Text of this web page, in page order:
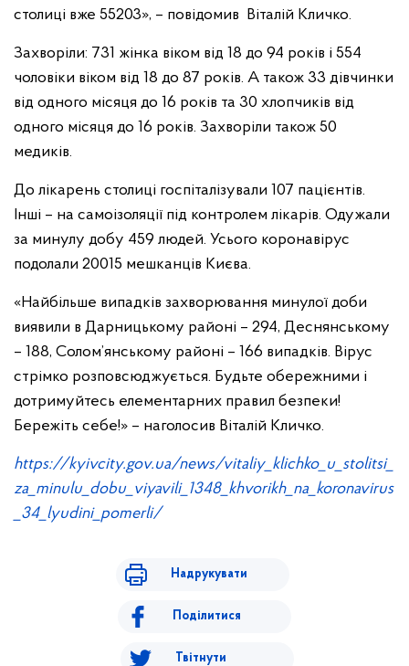
столиці вже 55203», – повідомив Віталій Кличко.
Захворіли: 731 жінка віком від 18 до 94 років і 554
чоловіки віком від 18 до 87 рокiв. А також 33 дівчинки
від одного місяця до 16 років та 30 хлопчиків від
одного місяця до 16 років. Захворіли також 50
медиків.
До лікарень столиці госпіталізували 107 пацієнтів.
Інші – на самоізоляції під контролем лікарів. Одужали
за минулу добу 459 людей. Усього коронавірус
подолали 20015 мешканців Києва.
«Найбільше випадків захворювання минулої доби
виявили в Дарницькому районі – 294, Деснянському
– 188, Солом’янському районі – 166 випадків. Вірус
стрімко розповсюджується. Будьте обережними і
дотримуйтесь елементарних правил безпеки!
Бережіть себе!» – наголосив Віталій Кличко.
https://kyivcity.gov.ua/news/vitaliy_klichko_u_stolitsi_
za_minulu_dobu_viyavili_1348_khvorikh_na_koronavirus
_34_lyudini_pomerli/
Надрукувати
Поділитися
Твітнути